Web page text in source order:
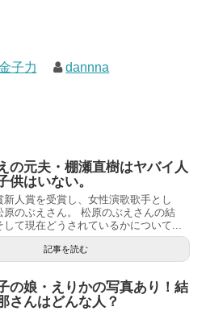
子力 dannna
の元夫・棚瀬直樹はヤバイ人
供はいない。
新人賞を受賞し、女性演歌歌手とし
原のぶえさん。 松原のぶえさんの結
して現在どうされているかについて...
記事を読む
の娘・えりかの写真あり！結
さんはどんな人？